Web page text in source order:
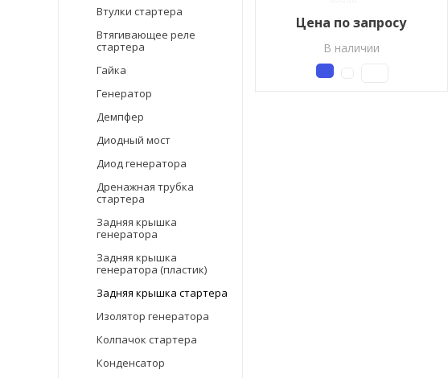
Втулки стартера
Втягивающее реле
стартера
Гайка
Генератор
Демпфер
Диодный мост
Диод генератора
Дренажная трубка
стартера
Задняя крышка
генератора
Задняя крышка
генератора (пластик)
Задняя крышка стартера
Изолятор генератора
Колпачок стартера
Конденсатор
Цена по запросу
В наличии